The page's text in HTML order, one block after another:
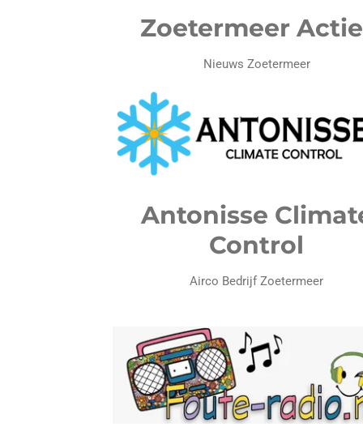
Zoetermeer
Nieuws Zoetermeer
Antonisse
Control
Airco Bedrijf Zoetermeer